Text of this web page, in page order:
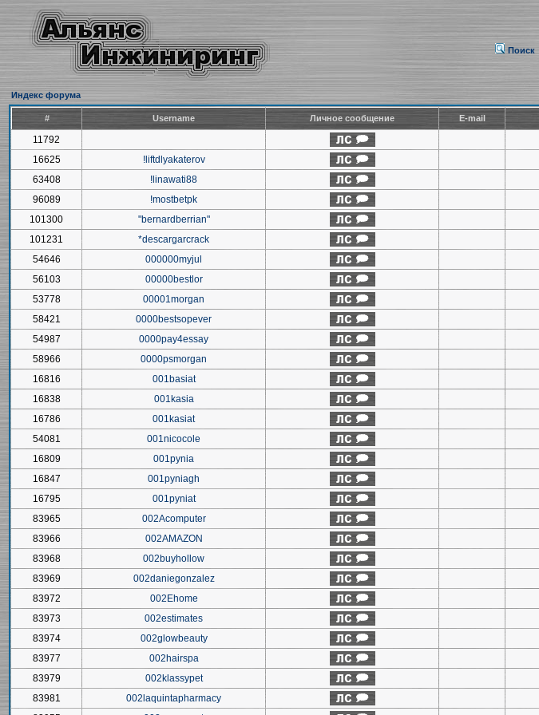
Поиск
Индекс форума
# Username Личное сообщение E-mail
11792
16625
!liftdlyakaterov
63408
!linawati88
96089
!mostbetpk
101300
"bernardberrian"
101231
*descargarcrack
54646
000000myjul
56103
00000bestlor
53778
00001morgan
58421
0000bestsopever
54987
0000pay4essay
58966
0000psmorgan
16816
001basiat
16838
001kasia
16786
001kasiat
54081
001nicocole
16809
001pynia
16847
001pyniagh
16795
001pyniat
83965
002Acomputer
83966
002AMAZON
83968
002buyhollow
83969
002daniegonzalez
83972
002Ehome
83973
002estimates
83974
002glowbeauty
83977
002hairspa
83979
002klassypet
83981
002laquintapharmacy